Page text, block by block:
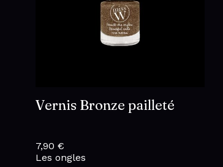
Vernis Bronze pailleté
7,90 €
Les ongles